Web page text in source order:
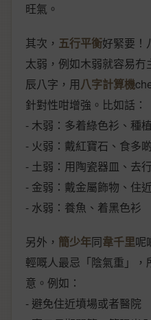
旺氣。
其次， 五行平衡好緊要！
太弱，例如木弱就容易
辰八字，用八字計算機
針對性咁增強。比如話：
- 木弱：多着綠色衫、種
- 火弱：戴紅寶石、食多
- 土弱：用陶瓷器皿、去
- 金弱：戴金屬飾物、住
- 水弱：養魚、着黑色衫
另外， 簡少年同韋千里呢
輕嘅人最忌「陰氣重」，
意。例如：
- 避免住近墳場或者醫院